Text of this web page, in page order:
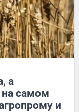
а
на самом
и